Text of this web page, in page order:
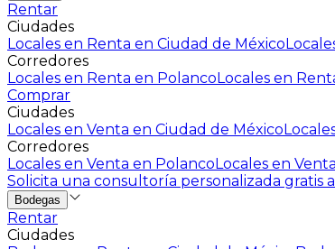
Rentar
Ciudades
Locales en Renta en Ciudad de México
Corredores
Locales en Renta en PolancoLocales en
Comprar
Ciudades
Locales en Venta en Ciudad de México
Corredores
Locales en Venta en PolancoLocales en
Solicita una consultoría personalizada gratis
Bodegas
Rentar
Ciudades